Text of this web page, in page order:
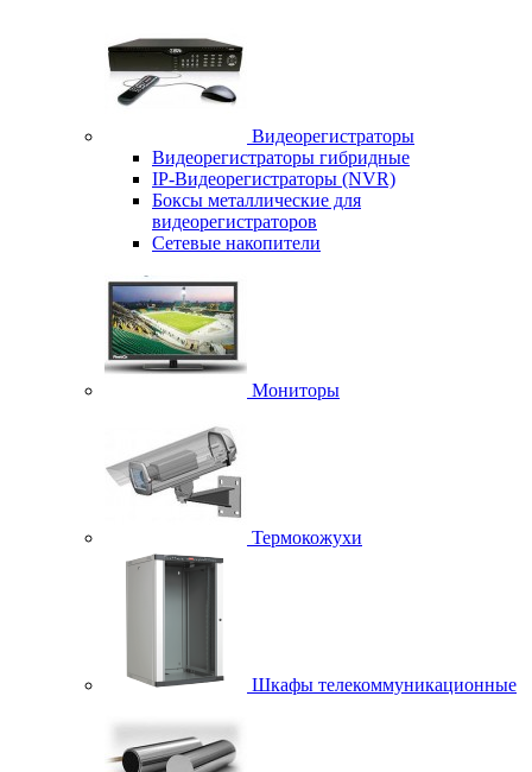
Видеорегистраторы
Видеорегистраторы гибридные
IP-Видеорегистраторы (NVR)
Боксы металлические для
видеорегистраторов
Сетевые накопители
Мониторы
Термокожухи
Шкафы телекоммуникационные